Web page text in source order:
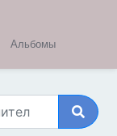
Альбомы